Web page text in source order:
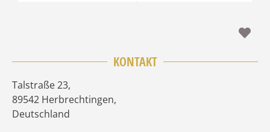
KONTAKT
Talstraße 23,
89542 Herbrechtingen,
Deutschland